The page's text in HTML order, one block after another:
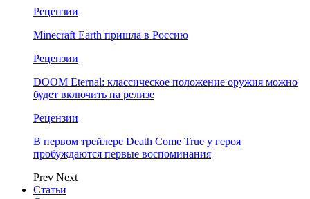
Рецензии
Minecraft Earth пришла в Россию
Рецензии
DOOM Eternal: классическое положение оружия можно
будет включить на релизе
Рецензии
В первом трейлере Death Come True у героя
пробуждаются первые воспоминания
Prev Next
Статьи